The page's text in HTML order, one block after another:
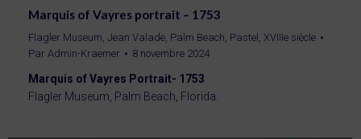
Marquis of Vayres portrait – 1753
Flagler Museum, Jean Valade, Palm Beach, Pastel , XVIIIe siècle
Par Admin-Kraemer 8 novembre 2024
Marquis of Vayres Portrait- 1753
Flagler Museum, Palm Beach, Florida.